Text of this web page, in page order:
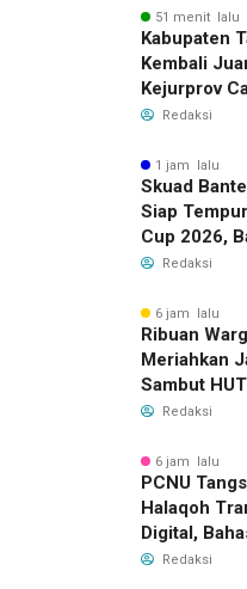
51 menit lalu
Kabupaten
Kembali
Kejurprov
2026, Raih
Redaksi
1 jam lalu
Skuad
Siap
Cup 2026,
Harumkan
Redaksi
6 jam lalu
Ribuan
Meriahkan
Sambut
Redaksi
6 jam lalu
PCNU
Halaqoh
Digital,
NU di Era
Redaksi